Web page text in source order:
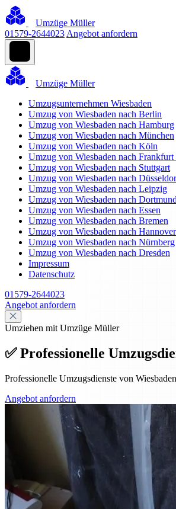
Umzüge Müller
01579-2644023 Angebot anfordern
Umzüge Müller
Umzugsunternehmen Wiesbaden
Umzug von Wiesbaden nach Berlin
Umzug von Wiesbaden nach Hamburg
Umzug von Wiesbaden nach München
Umzug von Wiesbaden nach Köln
Umzug von Wiesbaden nach Frankfurt
Umzug von Wiesbaden nach Stuttgart
Umzug von Wiesbaden nach
Umzug von Wiesbaden nach Leipzig
Umzug von Wiesbaden nach Dortmund
Umzug von Wiesbaden nach Essen
Umzug von Wiesbaden nach Bremen
Umzug von Wiesbaden nach Hannover
Umzug von Wiesbaden nach Nürnberg
Umzug von Wiesbaden nach Dresden
Impressum
Datenschutz
01579-2644023
Angebot anfordern
Umziehen mit Umzüge Müller
✅ Professionelle
Professionelle Umzugsdienste von
Angebot anfordern